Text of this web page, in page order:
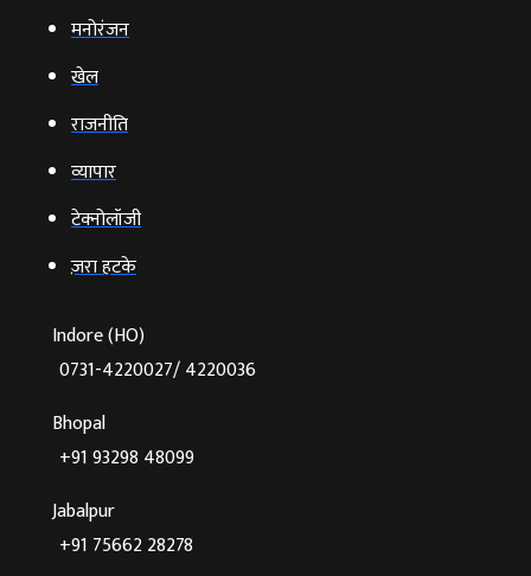
मनोरंजन
खेल
राजनीति
व्‍यापार
टेक्‍नोलॉजी
ज़रा हटके
Indore (HO)
0731-4220027/ 4220036
Bhopal
+91 93298 48099
Jabalpur
+91 75662 28278